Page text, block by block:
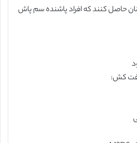
حاصل کنند که افراد پاشنده سم پاش
افت کش: